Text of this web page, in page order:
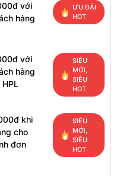
với
hàng
ƯU ĐÃI
HOT
với
hàng
SIÊU
MỚI,
SIÊU
HOT
khi
cho
đơn
SIÊU
MỚI,
SIÊU
HOT